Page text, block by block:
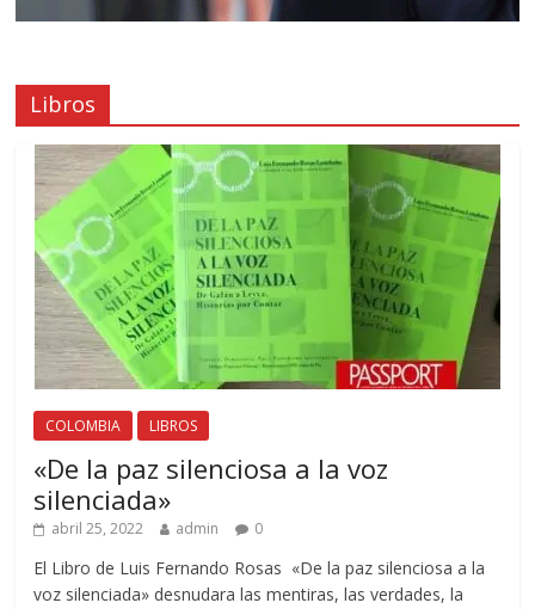
Libros
COLOMBIA LIBROS
«De la paz silenciosa a la voz
silenciada»
abril 25, 2022 admin 0
El Libro de Luis Fernando Rosas «De la paz silenciosa a la
voz silenciada» desnudara las mentiras, las verdades, la